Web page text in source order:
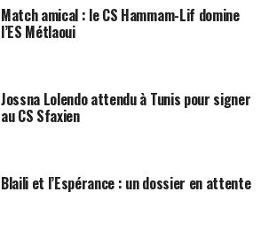
Match amical : le CS Hammam-Lif domine
l’ES Métlaoui
Jossna Lolendo attendu à Tunis pour signer
au CS Sfaxien
Blaili et l’Espérance : un dossier en attente